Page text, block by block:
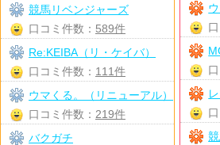
競馬リベンジャーズ
口コミ件数： 589件
Re:KEIBA（リ・ケイバ）
口コミ件数： 111件
ウマくる。（リニューアル）
口コミ件数： 219件
バクガチ